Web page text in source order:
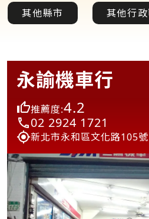
其他縣市 其他行
永諭機車行
推薦度:4.2
02 2924 1721
新北市永和區文化路105號